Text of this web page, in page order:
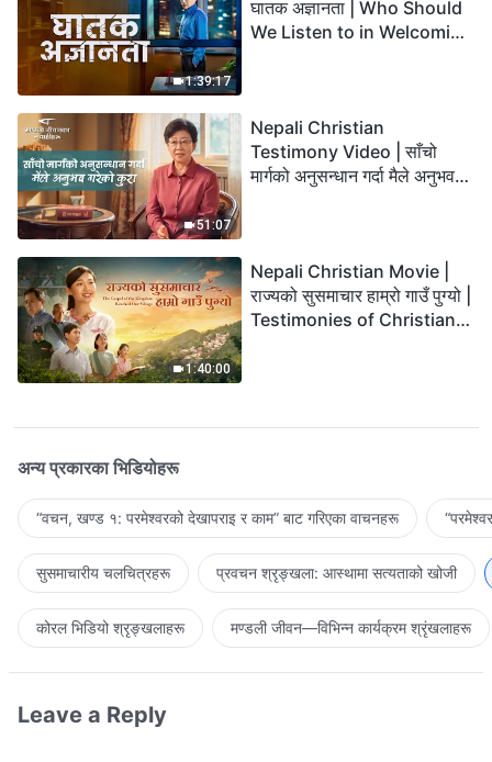
1:39:17
घातक अज्ञानता | Who Should
We Listen to in Welcoming
51:07
Nepali Christian
Testimony Video | साँचो
मार्गको अनुसन्धान गर्दा मैले अनुभव
1:40:00
Nepali Christian Movie |
राज्यको सुसमाचार हाम्रो गाउँ पुग्यो |
Testimonies of Christians
अन्य प्रकारका भिडियोहरू
“वचन, खण्ड १: परमेश्‍वरको देखापराइ र काम” बाट गरिएका वाचनहरू
सुसमाचारीय चलचित्रहरू प्रवचन श्रृङ्खला: आस्थामा सत्यताको खोजी
कोरल भिडियो श्रृङ्खलाहरू मण्डली जीवन—विभिन्‍न कार्यक्रम श्रृंखलाहरू
Leave a Reply